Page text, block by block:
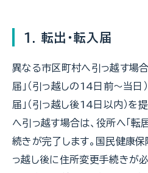
1. 転出・転入届
異なる市区町村へ引っ越す場
届」（引っ越しの14日前〜当日
届」（引っ越し後14日以内）を
へ引っ越す場合は、役所へ「転
続きが完了します。国民健康
っ越し後に住所変更手続きが必